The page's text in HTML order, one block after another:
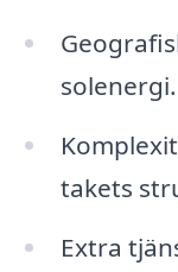
solenergi.
takets
Extra